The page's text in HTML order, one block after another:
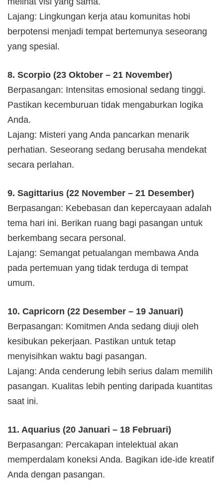
Lajang: Lingkungan kerja atau komunitas hobi
berpotensi menjadi tempat bertemunya seseorang
yang spesial.
8. Scorpio (23 Oktober – 21 November)
Berpasangan: Intensitas emosional sedang tinggi.
Pastikan kecemburuan tidak mengaburkan logika
Anda.
Lajang: Misteri yang Anda pancarkan menarik
perhatian. Seseorang sedang berusaha mendekat
secara perlahan.
9. Sagittarius (22 November – 21 Desember)
Berpasangan: Kebebasan dan kepercayaan adalah
tema hari ini. Berikan ruang bagi pasangan untuk
berkembang secara personal.
Lajang: Semangat petualangan membawa Anda
pada pertemuan yang tidak terduga di tempat
umum.
10. Capricorn (22 Desember – 19 Januari)
Berpasangan: Komitmen Anda sedang diuji oleh
kesibukan pekerjaan. Pastikan untuk tetap
menyisihkan waktu bagi pasangan.
Lajang: Anda cenderung lebih serius dalam memilih
pasangan. Kualitas lebih penting daripada kuantitas
saat ini.
11. Aquarius (20 Januari – 18 Februari)
Berpasangan: Percakapan intelektual akan
memperdalam koneksi Anda. Bagikan ide-ide kreatif
Anda dengan pasangan.